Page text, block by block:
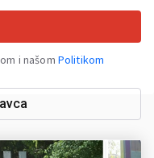
i našom Politikom